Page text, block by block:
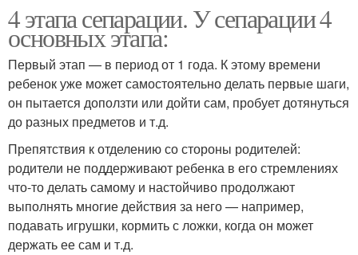
4 этапа сепарации. У сепарации 4
основных этапа:
Первый этап — в период от 1 года. К этому времени
ребенок уже может самостоятельно делать первые шаги,
он пытается доползти или дойти сам, пробует дотянуться
до разных предметов и т.д.
Препятствия к отделению со стороны родителей:
родители не поддерживают ребенка в его стремлениях
что-то делать самому и настойчиво продолжают
выполнять многие действия за него — например,
подавать игрушки, кормить с ложки, когда он может
держать ее сам и т.д.